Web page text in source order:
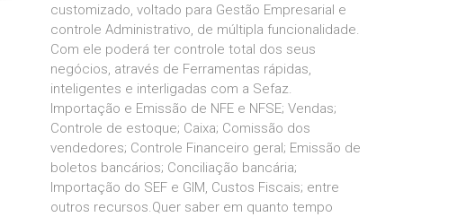
customizado, voltado para Gestão Empresarial e
controle Administrativo, de múltipla funcionalidade.
Com ele poderá ter controle total dos seus
negócios, através de Ferramentas rápidas,
inteligentes e interligadas com a Sefaz.
Importação e Emissão de NFE e NFSE; Vendas;
Controle de estoque; Caixa; Comissão dos
vendedores; Controle Financeiro geral; Emissão de
boletos bancários; Conciliação bancária;
Importação do SEF e GIM, Custos Fiscais; entre
outros recursos.Quer saber em quanto tempo